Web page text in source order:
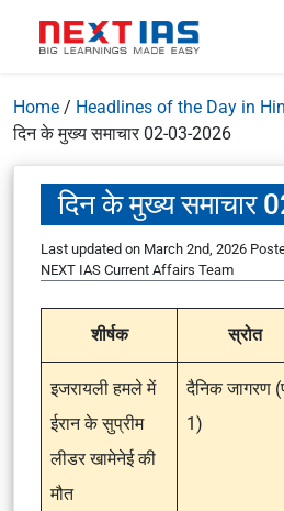
Home / Headlines of the Day in
दिन के मुख्य समाचार 02-03-2026
दिन के मुख्य समाचार
Last updated on March 2nd, 2026
NEXT IAS Current Affairs Team
शीर्षक स्रोत
इजरायली हमले में
ईरान के सुप्रीम
लीडर खामेनेई की
मौत
दैनिक जागरण
1)